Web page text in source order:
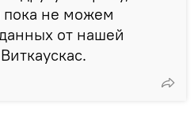
не можем
от нашей